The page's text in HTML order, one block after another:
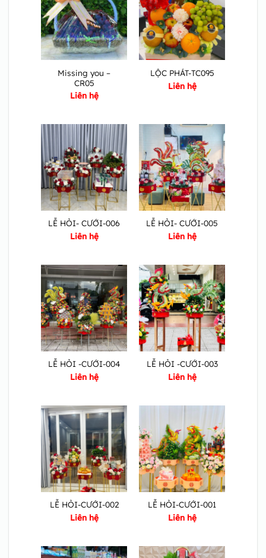
Missing you –
CR05
Liên hệ
LỘC PHÁT-TC095
Liên hệ
LỄ HỎI- CƯỚI-006
Liên hệ
LỄ HỎI- CƯỚI-005
Liên hệ
LỄ HỎI -CƯỚI-004
Liên hệ
LỄ HỎI -CƯỚI-003
Liên hệ
LỄ HỎI-CƯỚI-002
Liên hệ
LỄ HỎI-CƯỚI-001
Liên hệ